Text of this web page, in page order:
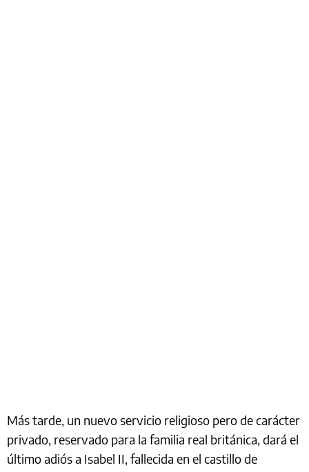
Más tarde, un nuevo servicio religioso pero de carácter
privado, reservado para la familia real británica, dará el
último adiós a Isabel II, fallecida en el castillo de